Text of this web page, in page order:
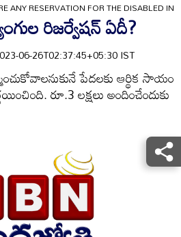
ANY RESERVATION FOR THE DISABLED IN
రిజర్వేషన్‌ ఏదీ?
06-26T02:37:45+05:30 IST
పేదలకు ఆర్థిక సాయం
రూ.3 లక్షలు అందించేందుకు